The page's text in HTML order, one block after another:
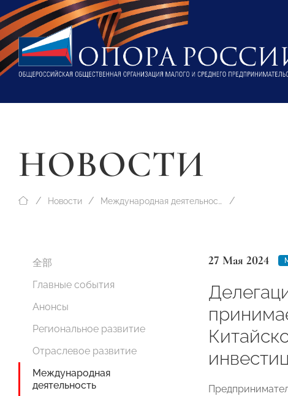
НОВОСТИ
Новости Международная деятельность
全部
Главные события
Анонсы
Региональное развитие
Отраслевое развитие
Международная
деятельность
27 Мая 2024